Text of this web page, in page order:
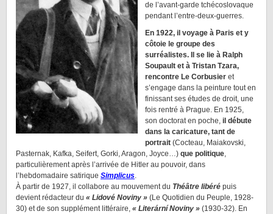
de l’avant-garde tchécoslovaque
pendant l’entre-deux-guerres.
En 1922, il voyage à Paris et y
côtoie le groupe des
surréalistes. Il se lie à Ralph
Soupault et à Tristan Tzara,
rencontre Le Corbusier et
s’engage dans la peinture tout en
finissant ses études de droit, une
fois rentré à Prague. En 1925,
son doctorat en poche, il débute
dans la caricature, tant de
portrait (Cocteau, Maiakovski,
Pasternak, Kafka, Seifert, Gorki, Aragon, Joyce…) que politique,
particulièrement après l’arrivée de Hitler au pouvoir, dans
l’hebdomadaire satirique Simplicus.
À partir de 1927, il collabore au mouvement du Théâtre libéré puis
devient rédacteur du « Lidové Noviny » (Le Quotidien du Peuple, 1928-
30) et de son supplément littéraire, « Literární Noviny » (1930-32). En